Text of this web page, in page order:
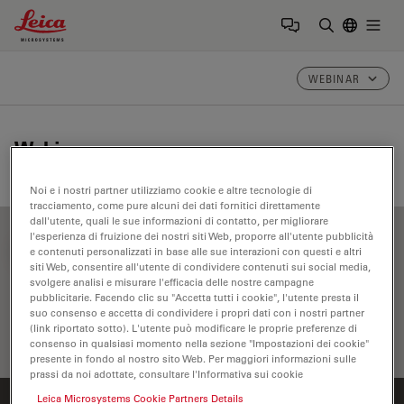
Leica Microsystems Logo
WEBINAR
Webinar
FILTER ARTICLES
Noi e i nostri partner utilizziamo cookie e altre tecnologie di
tracciamento, come pure alcuni dei dati fornitici direttamente
dall'utente, quali le sue informazioni di contatto, per migliorare
l'esperienza di fruizione dei nostri siti Web, proporre all'utente pubblicità
e contenuti personalizzati in base alle sue interazioni con questi e altri
siti Web, consentire all'utente di condividere contenuti sui social media,
svolgere analisi e misurare l'efficacia delle nostre campagne
pubblicitarie. Facendo clic su "Accetta tutti i cookie", l'utente presta il
suo consenso e accetta di condividere i propri dati con i nostri partner
(link riportato sotto). L'utente può modificare le proprie preferenze di
consenso in qualsiasi momento nella sezione "Impostazioni dei cookie"
presente in fondo al nostro sito Web. Per maggiori informazioni sulle
prassi da noi adottate, consultare l'Informativa sui cookie
Leica Microsystems Cookie Partners Details